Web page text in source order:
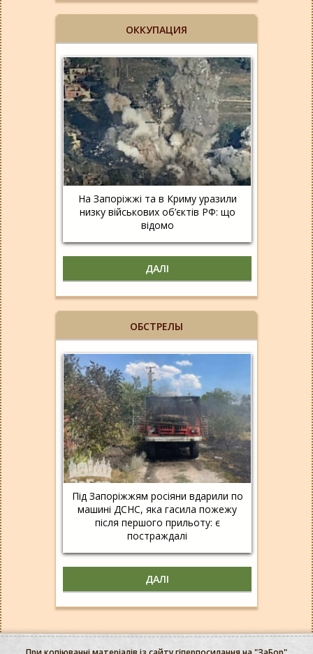
ОККУПАЦИЯ
На Запоріжжі та в Криму уразили
низку військових об’єктів РФ: що
відомо
ДАЛІ
ОБСТРЕЛЫ
Під Запоріжжям росіяни вдарили по
машині ДСНС, яка гасила пожежу
після першого прильоту: є
постраждалі
ДАЛІ